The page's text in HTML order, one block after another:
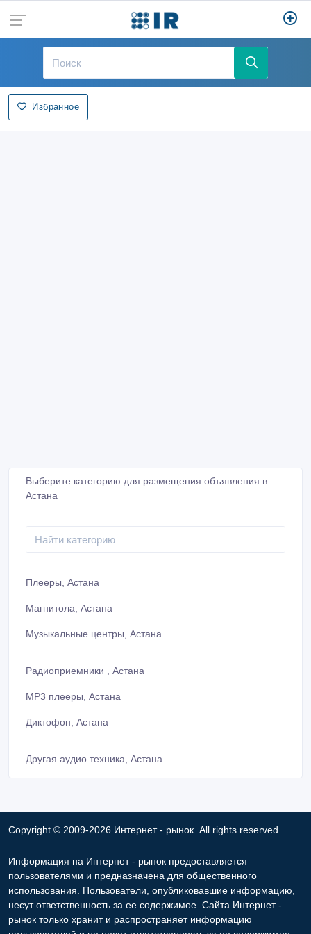
Избранное
Выберите категорию для размещения объявления в
Астана
Плееры, Астана
Магнитола, Астана
Музыкальные центры, Астана
Радиоприемники , Астана
МР3 плееры, Астана
Диктофон, Астана
Другая аудио техника, Астана
Copyright © 2009-2026 Интернет - рынок. All rights reserved.
Информация на Интернет - рынок предоставляется
пользователями и предназначена для общественного
использования. Пользователи, опубликовавшие информацию,
несут ответственность за ее содержимое. Сайта Интернет -
рынок только хранит и распространяет информацию